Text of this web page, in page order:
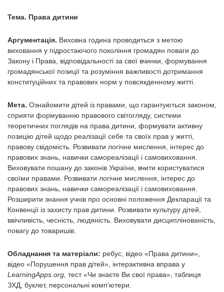
Тема. Права дитини
Аргументація. Виховна година проводиться з метою
виховання у підростаючого покоління громадян поваги до
Закону і Права, відповідальності за свої вчинки, формування
громадянської позиції та розуміння важливості дотримання
конституційних та правових норм у повсякденному житті.
Мета. Ознайомити дітей із правами, що гарантуються законом,
сприяти формуванню правового світогляду, системи
теоретичних поглядів на права дитини, формувати активну
позицію дітей щодо реалізації себе та своїх прав у житті,
правову свідомість. Розвивати логічне мислення, інтерес до
правових знань, навички самореалізації і самовиховання.
Виховувати пошану до законів України, вчити користуватися
своїми правами. Розвивати логічне мислення, інтерес до
правових знань, навички самореалізації і самовиховання.
Розширити знання учнів про основні положення Декларації та
Конвенції із захисту прав дитини. Розвивати культуру дітей,
ввічливість, чесність, людяність. Виховувати дисциплінованість,
повагу до товаришів.
Обладнання та матеріали: ребус, відео «Права дитини»,
відео «Порушення прав дітей», інтерактивна вправа у
L earningApps. org тест «Чи знаєте Ви свої права», таблиця
ЗХД, буклет, персональні комп′ютери.